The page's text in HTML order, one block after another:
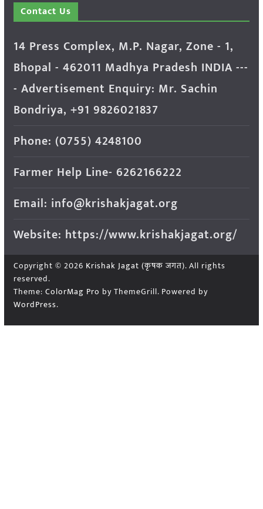
Contact Us
14 Press Complex, M.P. Nagar, Zone - 1,
Bhopal - 462011 Madhya Pradesh INDIA ---
- Advertisement Enquiry: Mr. Sachin
Bondriya, +91 9826021837
Phone: (0755) 4248100
Farmer Help Line- 6262166222
Email: info@krishakjagat.org
Website: https://www.krishakjagat.org/
Copyright © 2026 Krishak Jagat (कृषक जगत). All rights
reserved.
Theme: ColorMag Pro by ThemeGrill. Powered by
WordPress.